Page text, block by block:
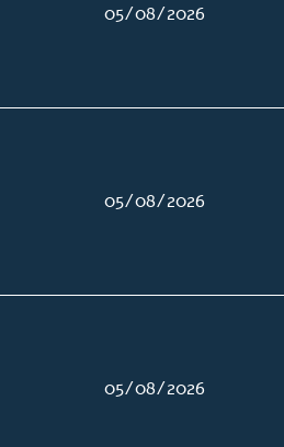
05/08/2026
05/08/2026
05/08/2026